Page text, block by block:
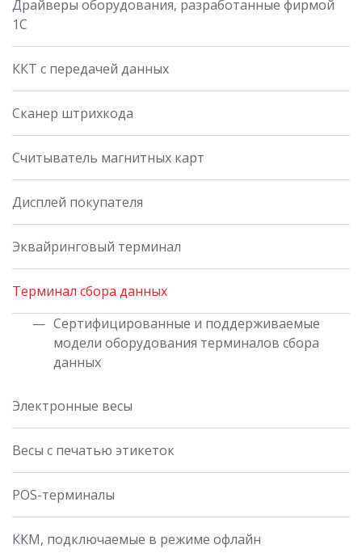
Драйверы оборудования, разработанные фирмой
1С
ККТ с передачей данных
Сканер штрихкода
Считыватель магнитных карт
Дисплей покупателя
Эквайринговый терминал
Терминал сбора данных
Сертифицированные и поддерживаемые
модели оборудования терминалов сбора
данных
Электронные весы
Весы с печатью этикеток
POS-терминалы
ККМ, подключаемые в режиме офлайн